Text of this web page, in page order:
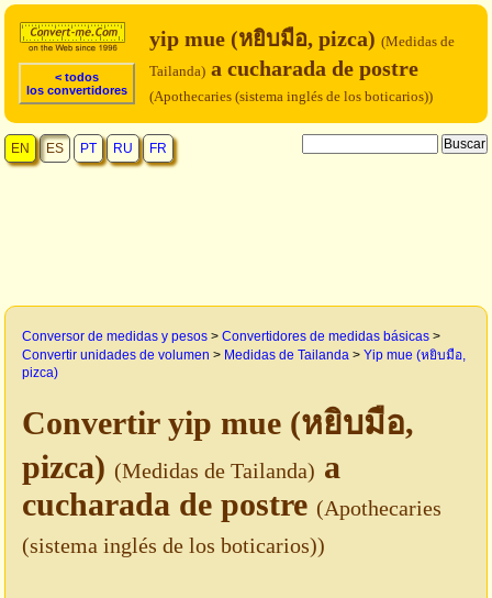
< todos
los convertidores
yip mue (หยิบมือ, pizca) (Medidas de
Tailanda) a cucharada de postre
(Apothecaries (sistema inglés de los boticarios))
EN ES PT RU FR
Conversor de medidas y pesos > Convertidores de medidas básicas >
Convertir unidades de volumen > Medidas de Tailanda > Yip mue (หยิบมือ,
pizca)
Convertir yip mue (หยิบมือ,
pizca) (Medidas de Tailanda) a
cucharada de postre (Apothecaries
(sistema inglés de los boticarios))